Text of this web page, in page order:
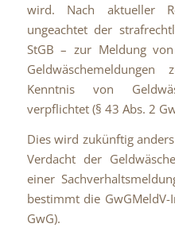
wird. Nach aktueller
ungeachtet der
StGB – zur Meldung
Kenntnis von
verpflichtet (§ 43 Abs. 2
Dies wird zukünftig
Verdacht der
einer
bestimmt die
GwG).